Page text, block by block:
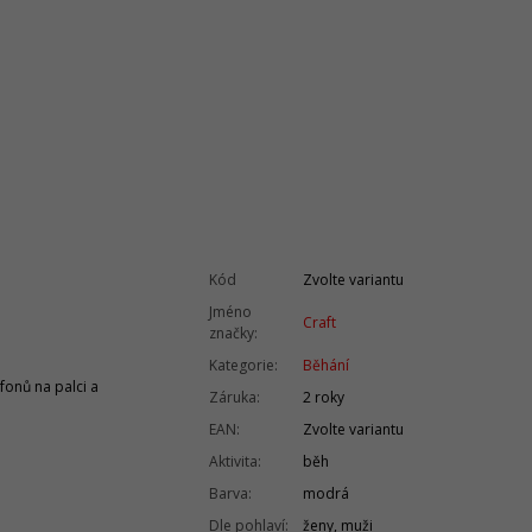
na palci a
Kód
Zvolte variantu
Jméno
značky:
Craft
Kategorie:
Běhání
Záruka:
2 roky
EAN:
Zvolte variantu
Aktivita:
běh
Barva:
modrá
Dle pohlaví:
ženy, muži